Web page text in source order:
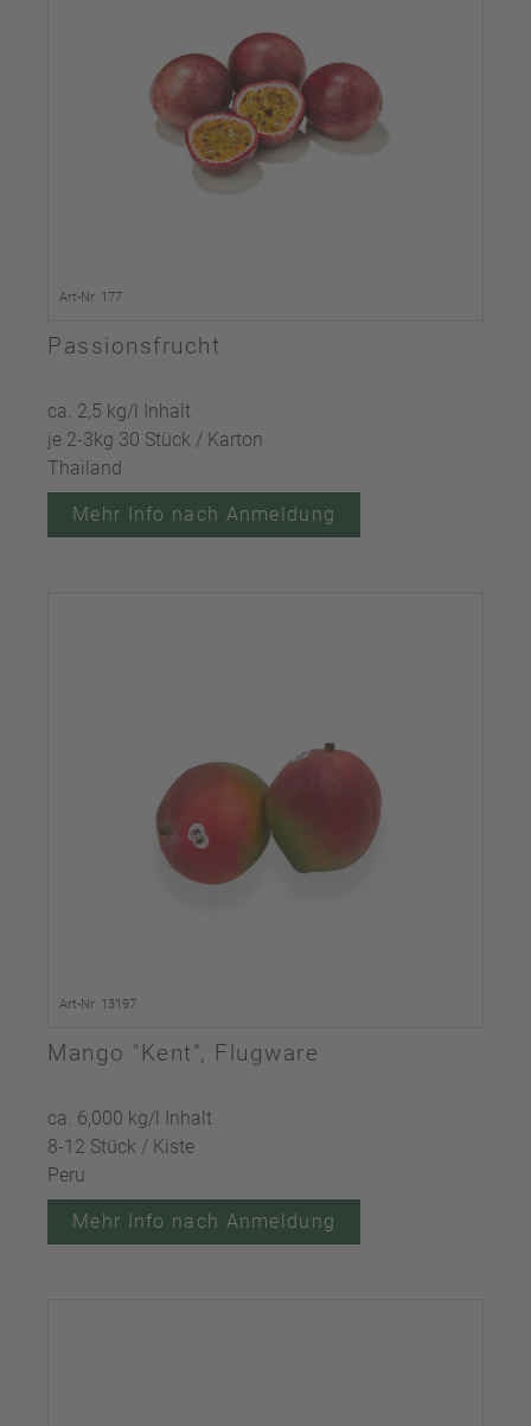
Art-Nr. 177
Passionsfrucht
ca. 2,5 kg/l Inhalt
je 2-3kg 30 Stück / Karton
Thailand
Mehr Info nach Anmeldung
Art-Nr. 13197
Mango "Kent", Flugware
ca. 6,000 kg/l Inhalt
8-12 Stück / Kiste
Peru
Mehr Info nach Anmeldung